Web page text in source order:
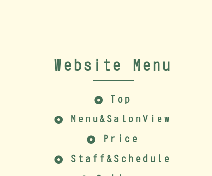
Website Menu
Top
Menu&SalonView
Price
Staff&Schedule